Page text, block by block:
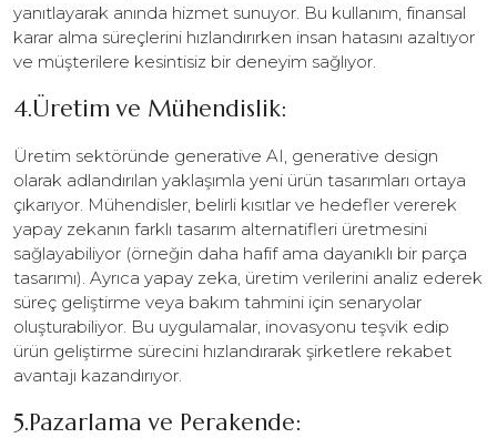
yanıtlayarak anında hizmet sunuyor. Bu kullanım, finansal
karar alma süreçlerini hızlandırırken insan hatasını azaltıyor
ve müşterilere kesintisiz bir deneyim sağlıyor.
4.Üretim ve Mühendislik:
Üretim sektöründe generative AI, generative design
olarak adlandırılan yaklaşımla yeni ürün tasarımları ortaya
çıkarıyor. Mühendisler, belirli kısıtlar ve hedefler vererek
yapay zekanın farklı tasarım alternatifleri üretmesini
sağlayabiliyor (örneğin daha hafif ama dayanıklı bir parça
tasarımı). Ayrıca yapay zeka, üretim verilerini analiz ederek
süreç geliştirme veya bakım tahmini için senaryolar
oluşturabiliyor. Bu uygulamalar, inovasyonu teşvik edip
ürün geliştirme sürecini hızlandırarak şirketlere rekabet
avantajı kazandırıyor.
5.Pazarlama ve Perakende: